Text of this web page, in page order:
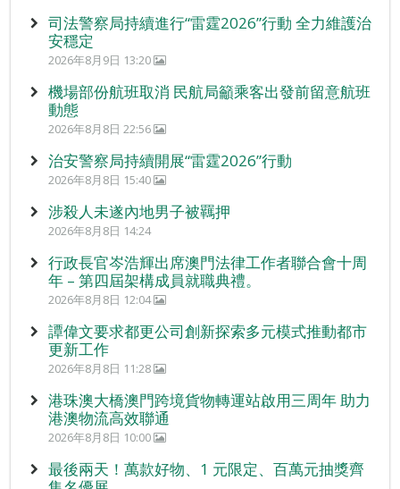
司法警察局持續進行“雷霆2026”行動 全力維護治
安穩定
2026年8月9日 13:20
機場部份航班取消 民航局籲乘客出發前留意航班
動態
2026年8月8日 22:56
治安警察局持續開展“雷霆2026”行動
2026年8月8日 15:40
涉殺人未遂內地男子被羈押
2026年8月8日 14:24
行政長官岑浩輝出席澳門法律工作者聯合會十周
年 – 第四屆架構成員就職典禮。
2026年8月8日 12:04
譚偉文要求都更公司創新探索多元模式推動都市
更新工作
2026年8月8日 11:28
港珠澳大橋澳門跨境貨物轉運站啟用三周年 助力
港澳物流高效聯通
2026年8月8日 10:00
最後兩天！萬款好物、1 元限定、百萬元抽獎齊